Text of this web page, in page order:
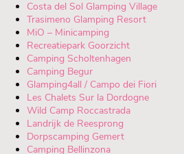
Costa del Sol Glamping Village
Trasimeno Glamping Resort
MiO – Minicamping
Recreatiepark Goorzicht
Camping Scholtenhagen
Camping Begur
Glamping4all / Campo dei Fiori
Les Chalets Sur la Dordogne
Wild Camp Roccastrada
Landrijk de Reesprong
Dorpscamping Gemert
Camping Bellinzona